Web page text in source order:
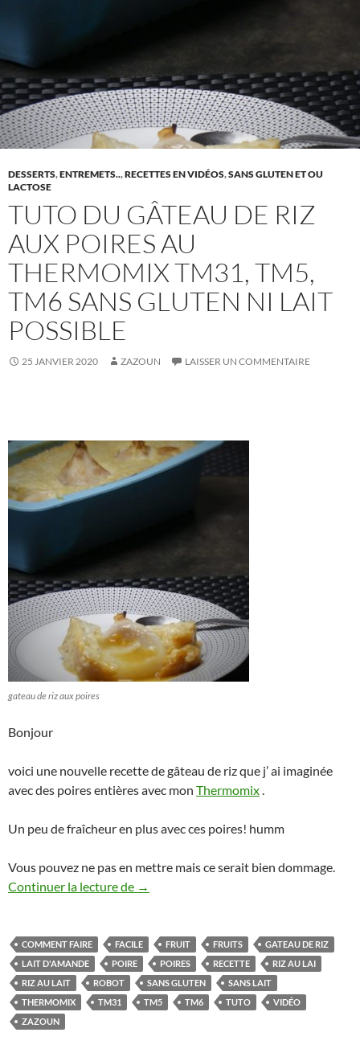
DESSERTS,ENTREMETS..,RECETTES EN VIDÉOS,SANS GLUTEN ET OU
LACTOSE
TUTO DU GÂTEAU DE RIZ
AUX POIRES AU
THERMOMIX TM31, TM5,
TM6 SANS GLUTEN NI LAIT
POSSIBLE
25 JANVIER 2020 ZAZOUN LAISSER UN COMMENTAIRE
gateau de riz aux poires
Bonjour
voici une nouvelle recette de gâteau de riz que j’ ai imaginée
avec des poires entières avec mon Thermomix.
Un peu de fraîcheur en plus avec ces poires! humm
Vous pouvez ne pas en mettre mais ce serait bien dommage.
Continuer la lecture de Tuto du Gâteau de riz aux poires au
→
COMMENT FAIRE FACILE FRUIT FRUITS
GATEAU DE RIZ
LAIT D'AMANDE
POIRE POIRES RECETTE
RIZ AU LAI
RIZ AU LAIT
ROBOT SANS GLUTEN
SANS LAIT
THERMOMIX
TM31 TM5 TM6 TUTO
VIDÉO
ZAZOUN